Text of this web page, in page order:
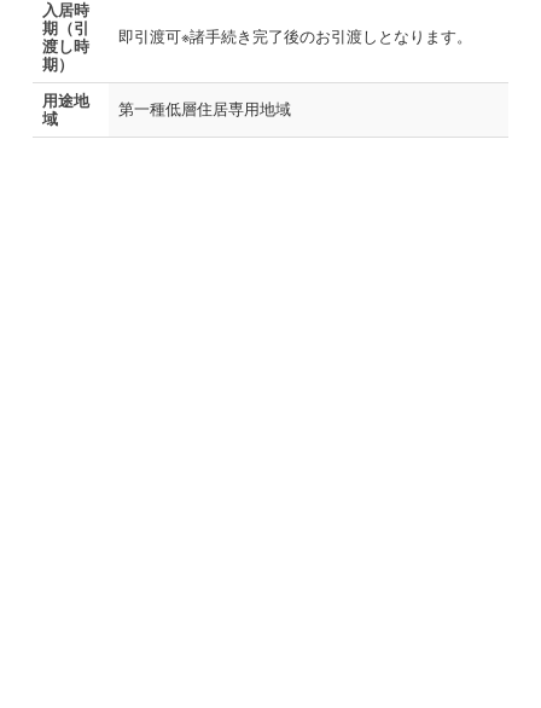
入居時
期（引
渡し時
期）
即引渡可※諸手続き完了後のお引渡しとなります。
用途地
域
第一種低層住居専用地域